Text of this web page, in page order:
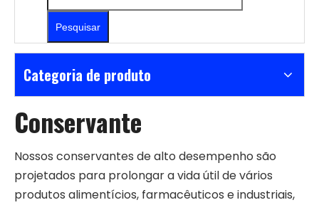
Pesquisar
Categoria de produto
Conservante
Nossos conservantes de alto desempenho são
projetados para prolongar a vida útil de vários
produtos alimentícios, farmacêuticos e industriais,